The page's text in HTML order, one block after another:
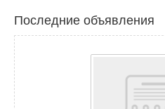
Последние объявления